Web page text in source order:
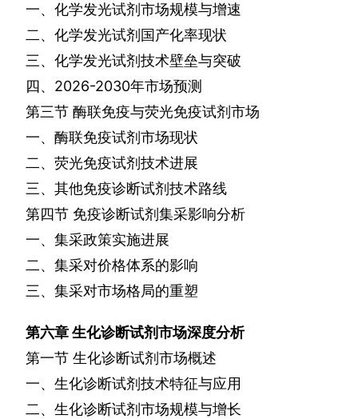
一、化学发光试剂市场规模与增速
二、化学发光试剂国产化率现状
三、化学发光试剂技术壁垒与突破
四、 2026-2030年市场预测
第三节 酶联免疫与荧光免疫试剂市场
一、酶联免疫试剂市场现状
二、荧光免疫试剂技术进展
三、其他免疫诊断试剂技术路线
第四节 免疫诊断试剂集采影响分析
一、集采政策实施进展
二、集采对价格体系的影响
三、集采对市场格局的重塑
第六章生化诊断试剂市场深度分析
第一节 生化诊断试剂市场概述
一、生化诊断试剂技术特征与应用
二、生化诊断试剂市场规模与增长